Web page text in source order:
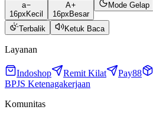
a
16px Kecil
A
16px Besar
Mode Gelap
Terbalik Ketuk Baca
Layanan
Indoshop Remit Kilat Pay88
BPJS Ketenagakerjaan
Komunitas